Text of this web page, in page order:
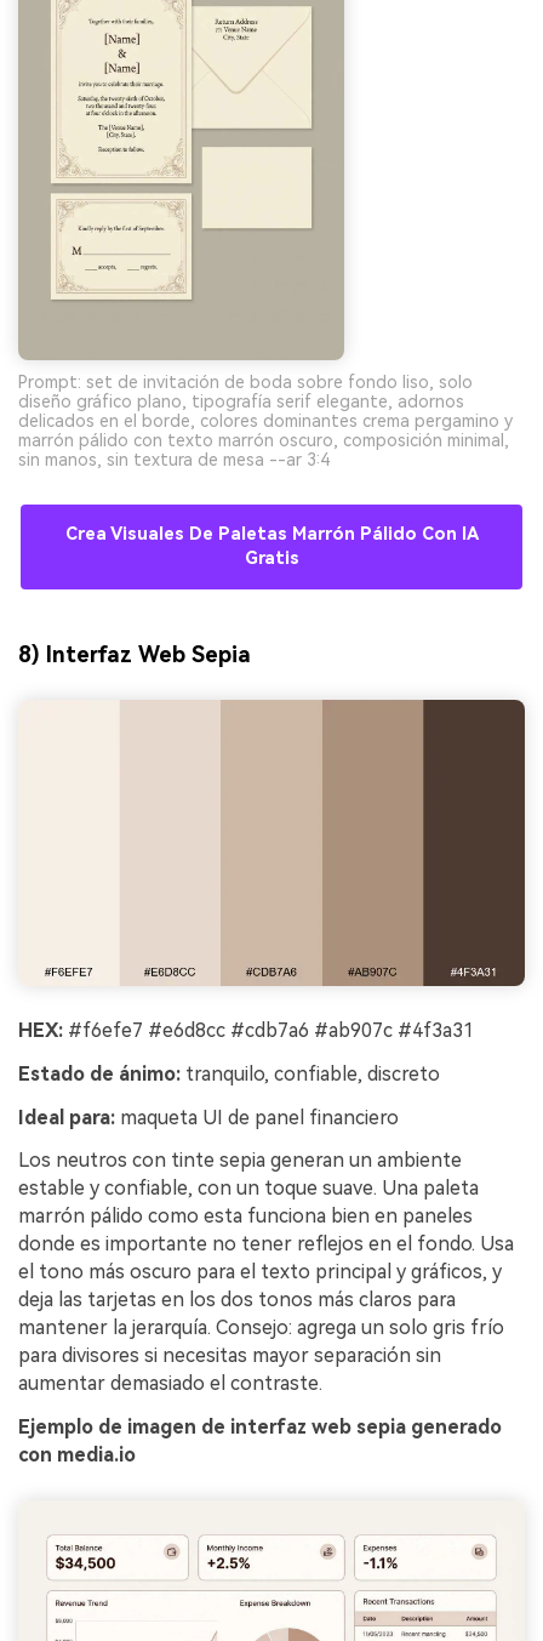
Prompt: set de invitación de boda sobre fondo liso, solo
diseño gráfico plano, tipografía serif elegante, adornos
delicados en el borde, colores dominantes crema pergamino y
marrón pálido con texto marrón oscuro, composición minimal,
sin manos, sin textura de mesa --ar 3:4
Crea Visuales De Paletas Marrón Pálido Con IA
Gratis
8) Interfaz Web Sepia
HEX: #f6efe7 #e6d8cc #cdb7a6 #ab907c #4f3a31
Estado de ánimo: tranquilo, confiable, discreto
Ideal para: maqueta UI de panel financiero
Los neutros con tinte sepia generan un ambiente
estable y confiable, con un toque suave. Una paleta
marrón pálido como esta funciona bien en paneles
donde es importante no tener reflejos en el fondo. Usa
el tono más oscuro para el texto principal y gráficos, y
deja las tarjetas en los dos tonos más claros para
mantener la jerarquía. Consejo: agrega un solo gris frío
para divisores si necesitas mayor separación sin
aumentar demasiado el contraste.
Ejemplo de imagen de interfaz web sepia generado
con media.io